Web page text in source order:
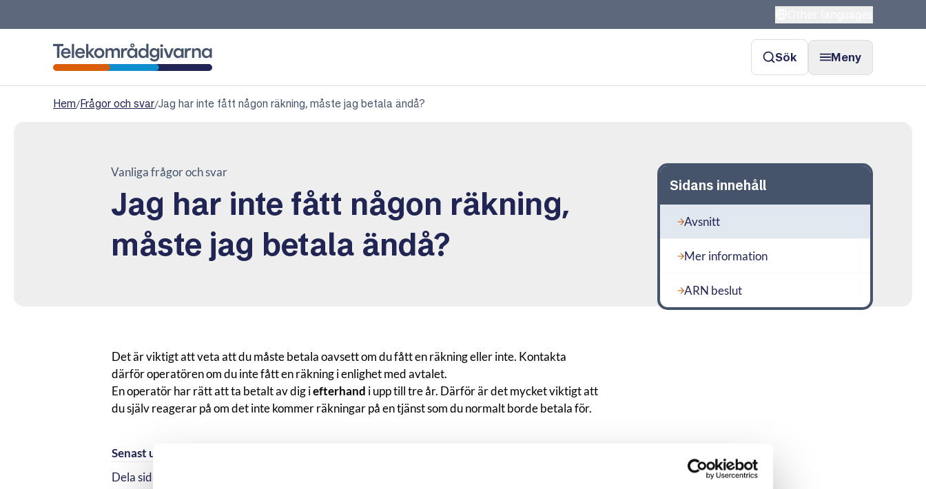
Sök Meny
Hem/Frågor och svar/Jag har inte fått någon räkning, måste jag betala ändå?
Vanliga frågor och svar
Jag har inte fått någon räkning,
måste jag betala ändå?
Sidans innehåll
Avsnitt
Mer information
ARN beslut
Det är viktigt att veta att du måste betala oavsett om du fått en räkning eller inte. Kontakta
därför operatören om du inte fått en räkning i enlighet med avtalet.
En operatör har rätt att ta betalt av dig iefterhand i upp till tre år. Därför är det mycket viktigt att
du själv reagerar på om det inte kommer räkningar på en tjänst som du normalt borde betala för.
Senast uppdaterad:
Dela sidan